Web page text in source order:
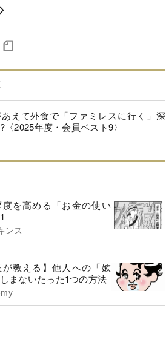
えて外食で「ファミレスに行く」深
〈2025年度・会員ベスト9〉
度を高める「お金の使い
ンス
が教える】他人への「嫉
まないたった1つの方法